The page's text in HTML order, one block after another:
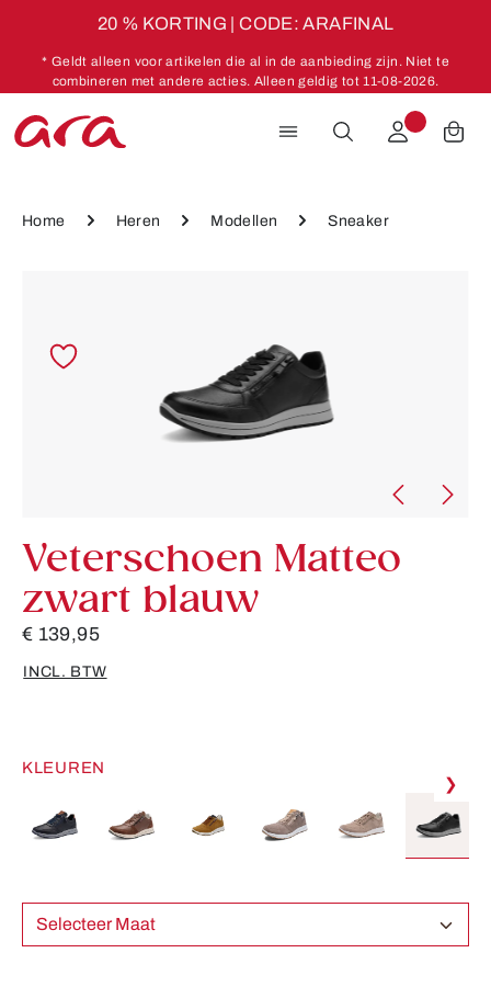
20 % KORTING | CODE: ARAFINAL
* Geldt alleen voor artikelen die al in de aanbieding zijn. Niet te
combineren met andere acties. Alleen geldig tot 11-08-2026.
Home Heren Modellen Sneaker
Veterschoen Matteo
zwart blauw
€ 139,95
INCL. BTW
KLEUREN
❯
Selecteer Maat